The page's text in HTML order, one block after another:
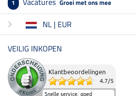
1 Groei met ons mee
NL | EUR
VEILIG INKOPEN
Klantbeoordelingen
4.7/5
Snelle service, goed